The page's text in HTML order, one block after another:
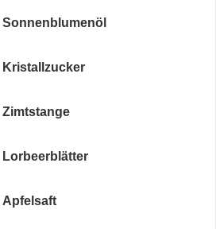
Sonnenblumenöl
Kristallzucker
Zimtstange
Lorbeerblätter
Apfelsaft